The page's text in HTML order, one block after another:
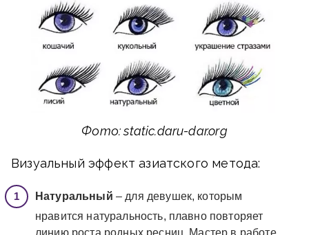
Фото: static.daru-dar.org
Визуальный эффект азиатского метода:
Натуральный – для девушек, которым
нравится натуральность, плавно повторяет
линию роста родных ресниц. Мастер в работе